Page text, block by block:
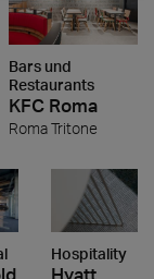
Bars und
Restaurants
KFC Roma
Roma Tritone
Hospitality
Hyatt